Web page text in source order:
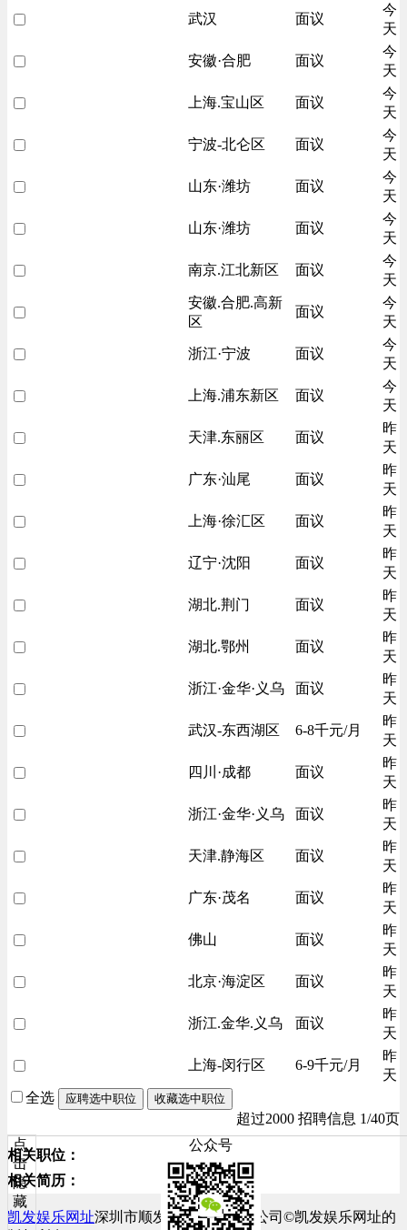
武汉 面议
今
天
安徽·合肥 面议
今
天
上海.宝山区 面议
今
天
宁波-北仑区 面议
今
天
山东·潍坊 面议
今
天
山东·潍坊 面议
今
天
南京.江北新区 面议
今
天
安徽.合肥.高新
区
面议
今
天
浙江·宁波 面议
今
天
上海.浦东新区 面议
今
天
天津.东丽区 面议
昨
天
广东·汕尾 面议
昨
天
上海·徐汇区 面议
昨
天
辽宁·沈阳 面议
昨
天
湖北.荆门 面议
昨
天
湖北.鄂州 面议
昨
天
浙江·金华·义乌 面议
昨
天
武汉-东西湖区 6-8千元/月
昨
天
四川·成都 面议
昨
天
浙江·金华·义乌 面议
昨
天
天津.静海区 面议
昨
天
广东·茂名 面议
昨
天
佛山 面议
昨
天
北京·海淀区 面议
昨
天
浙江.金华.义乌 面议
昨
天
上海-闵行区 6-9千元/月
昨
天
全选
应聘选中职位 收藏选中职位
超过2000 招聘信息 1/40页
相关职位：
相关简历：
凯发娱乐网址深圳市顺发网络科技有限公司©凯发娱乐网址的
点
击
隐
藏
公众号